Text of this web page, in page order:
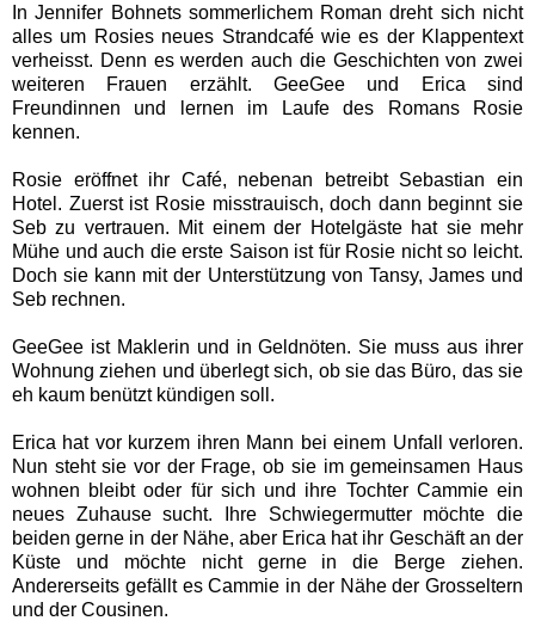
In Jennifer Bohnets sommerlichem Roman dreht sich nicht
alles um Rosies neues Strandcafé wie es der Klappentext
verheisst. Denn es werden auch die Geschichten von zwei
weiteren Frauen erzählt. GeeGee und Erica sind
Freundinnen und lernen im Laufe des Romans Rosie
kennen.
Rosie eröffnet ihr Café, nebenan betreibt Sebastian ein
Hotel. Zuerst ist Rosie misstrauisch, doch dann beginnt sie
Seb zu vertrauen. Mit einem der Hotelgäste hat sie mehr
Mühe und auch die erste Saison ist für Rosie nicht so leicht.
Doch sie kann mit der Unterstützung von Tansy, James und
Seb rechnen.
GeeGee ist Maklerin und in Geldnöten. Sie muss aus ihrer
Wohnung ziehen und überlegt sich, ob sie das Büro, das sie
eh kaum benützt kündigen soll.
Erica hat vor kurzem ihren Mann bei einem Unfall verloren.
Nun steht sie vor der Frage, ob sie im gemeinsamen Haus
wohnen bleibt oder für sich und ihre Tochter Cammie ein
neues Zuhause sucht. Ihre Schwiegermutter möchte die
beiden gerne in der Nähe, aber Erica hat ihr Geschäft an der
Küste und möchte nicht gerne in die Berge ziehen.
Andererseits gefällt es Cammie in der Nähe der Grosseltern
und der Cousinen.